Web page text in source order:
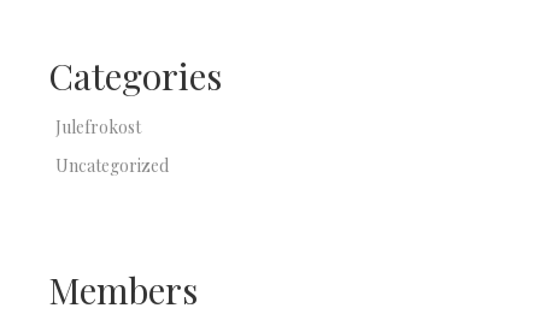
Categories
Julefrokost
Uncategorized
Members